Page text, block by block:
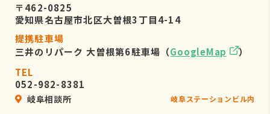
〒462-0825
愛知県名古屋市北区大曽根3丁目4-14
提携駐車場
三井のリパーク 大曽根第6駐車場（GoogleMap
）
TEL
052-982-8381
岐阜相談所 岐阜ステーションビル内